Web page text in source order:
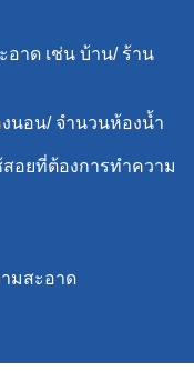
าด เช่น บ้าน/ ร้าน
นอน/ จำนวนห้องน้ำ
อยที่ต้องการทำความ
มสะอาด